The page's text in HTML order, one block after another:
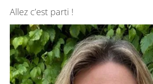
Allez c’est parti !